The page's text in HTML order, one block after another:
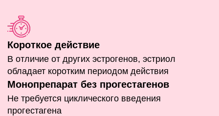
Короткое действие
В отличие от других эстрогенов, эстриол
обладает коротким периодом действия
Монопрепарат без прогестагенов
Не требуется циклического введения
прогестагена